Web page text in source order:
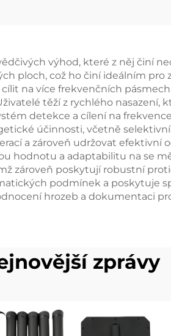
dronů
výhod, které z něj činí
ploch, což ho činí ideálním
na více frekvenčních
těží z rychlého
detekce a cílení na
účinnosti, včetně
a zároveň udržovat efektivní
hodnotu a adaptabilitu na se
zároveň poskytují robustní
podmínek a poskytuje
hrozeb a dokumentaci
zprávy